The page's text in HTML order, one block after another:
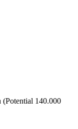
(Potential 140.000